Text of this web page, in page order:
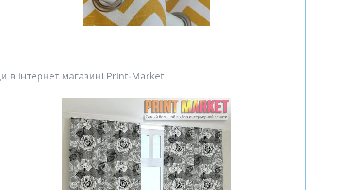
в інтернет магазині Print-Market